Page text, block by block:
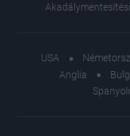
USA
Anglia